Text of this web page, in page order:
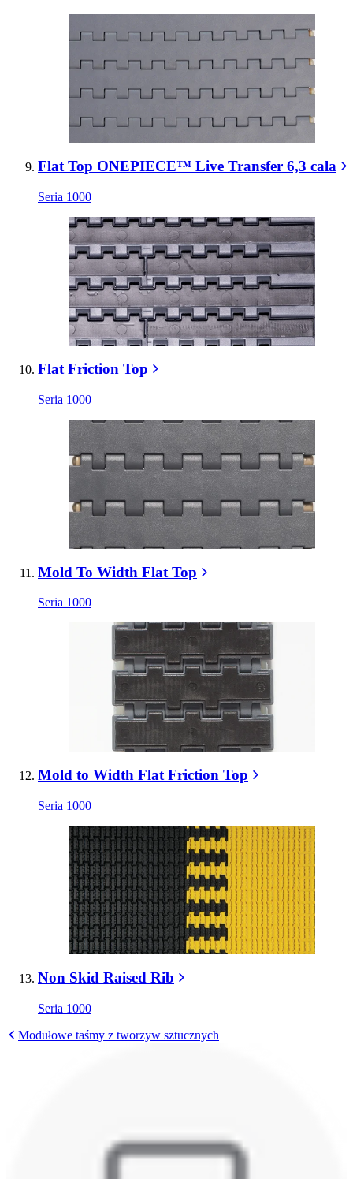
Flat Top ONEPIECE™ Live Transfer 6,3 cala
Seria 1000
Flat Friction Top
Seria 1000
Mold To Width Flat Top
Seria 1000
Mold to Width Flat Friction Top
Seria 1000
Non Skid Raised Rib
Seria 1000
Modułowe taśmy z tworzyw sztucznych